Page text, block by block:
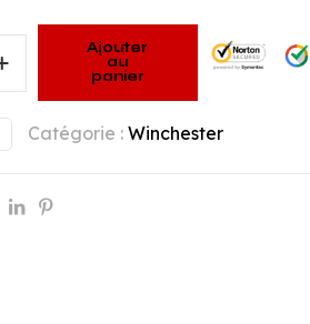
Ajouter
au
panier
Catégorie : Winchester